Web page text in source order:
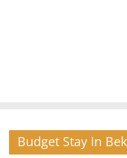
Budget Stay In